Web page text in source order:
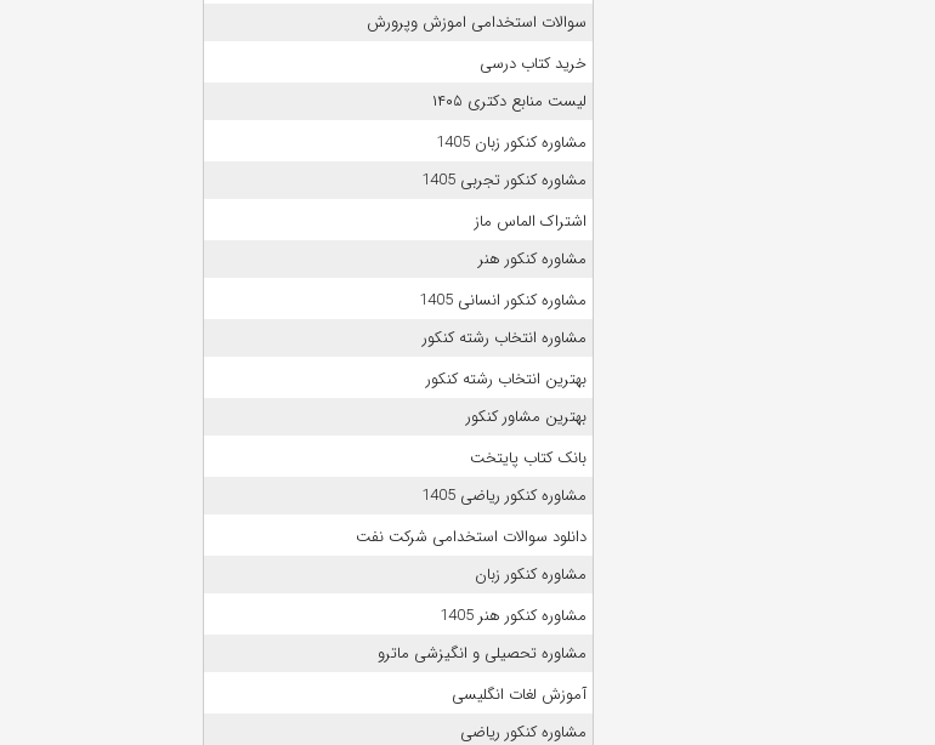
سوالات استخدامی اموزش وپرورش
خرید کتاب درسی
لیست منابع دکتری ۱۴۰۵
مشاوره کنکور زبان 1405
مشاوره کنکور تجربی 1405
اشتراک الماس ماز
مشاوره کنکور هنر
مشاوره کنکور انسانی 1405
مشاوره انتخاب رشته کنکور
بهترین انتخاب رشته کنکور
بهترین مشاور کنکور
بانک کتاب پایتخت
مشاوره کنکور ریاضی 1405
دانلود سوالات استخدامی شرکت نفت
مشاوره کنکور زبان
مشاوره کنکور هنر 1405
مشاوره تحصیلی و انگیزشی ماترو
آموزش لغات انگلیسی
مشاوره کنکور ریاضی